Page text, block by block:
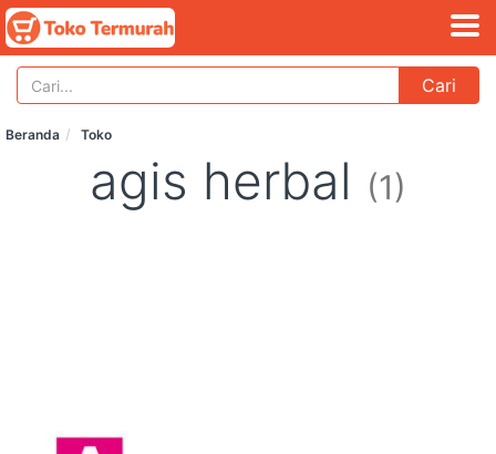
Cari
Beranda Toko
agis herbal (1)